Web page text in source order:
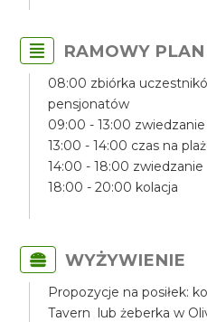
RAMOWY
08:00 zbiórka
pensjonatów
09:00 - 13:00 zwiedzanie
13:00 - 14:00 czas na
14:00 - 18:00 zwiedzanie
18:00 - 20:00 kolacja
WYŻYWIENIE
Propozycje na posiłek:
Tavern lub żeberka w